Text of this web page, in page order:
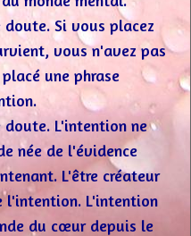
Si vous placez
vous n'avez pas
une phrase
L'intention ne
née de l'évidence
L'être créateur
l'intention. L'intention
du cœur depuis le